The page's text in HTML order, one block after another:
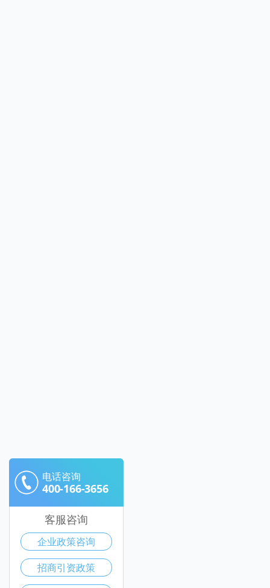
电话咨询
400-166-3656
客服咨询
企业政策咨询
招商引资政策